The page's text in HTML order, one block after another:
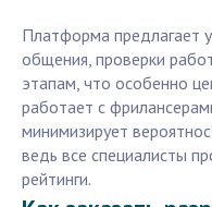
Платформа предлагает
общения, проверки
этапам, что особенно
работает с
минимизирует
ведь все специалисты
рейтинги.